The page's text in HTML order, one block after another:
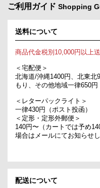
ご利用ガイド Shopping
送料について
商品代金税別10,000円以上
＜宅配便＞
北海道/沖縄1400円、北東北
もり、その他地域一律650円
＜レターパックライト＞
一律430円（ポスト投函）
＜定形・定形外郵便＞
140円〜（カートでは予め
場合はメールにてお知らせし
配送について